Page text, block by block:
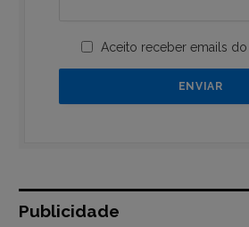
Aceito receber emails do
Publicidade